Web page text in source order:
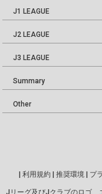
J1 LEAGUE
J2 LEAGUE
J3 LEAGUE
Summary
Other
利用規約 推奨環境 プ
Jリーグ及びJクラブのロゴ、